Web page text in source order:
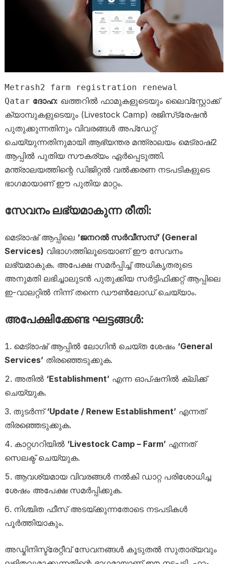
Metrash2 farm registration renewal
Qatar ദോഹ: ഖത്തറിൽ ഫാമുകളുടെയും ലൈവ്‌സ്റ്റോക്ക്
ക്യാമ്പുകളുടെയും (Livestock Camp) രജിസ്‌ട്രേഷൻ
പുതുക്കുന്നതിനും വിവരങ്ങൾ അപ്‌ഡേറ്റ്
ചെയ്യുന്നതിനുമായി ആഭ്യന്തര മന്ത്രാലയം മെട്രാഷ്2
ആപ്പിൽ പുതിയ സൗകര്യം ഏർപ്പെടുത്തി.
മന്ത്രാലയത്തിന്റെ ഡിജിറ്റൽ വൽക്കരണ നടപടികളുടെ
ഭാഗമായാണ് ഈ പുതിയ മാറ്റം.
സേവനം ലഭ്യമാകുന്ന രീതി:
മെട്രാഷ് ആപ്പിലെ ‘ജനറൽ സർവീസസ്’ (General
Services) വിഭാഗത്തിലൂടെയാണ് ഈ സേവനം
ലഭ്യമാകുക. അപേക്ഷ സമർപ്പിച്ച് അധികൃതരുടെ
അനുമതി ലഭിച്ചാലുടൻ പുതുക്കിയ സർട്ടിഫിക്കറ്റ് ആപ്പിലെ
ഇ-വാലറ്റിൽ നിന്ന് തന്നെ ഡൗൺലോഡ് ചെയ്യാം.
അപേക്ഷിക്കേണ്ട ഘട്ടങ്ങൾ:
മെട്രാഷ് ആപ്പിൽ ലോഗിൻ ചെയ്ത ശേഷം ‘General
Services’തിരഞ്ഞെടുക്കുക.
അതിൽ ‘Establishment’എന്ന ഓപ്ഷനിൽ ക്ലിക്ക്
ചെയ്യുക.
തുടർന്ന്‘Update / Renew Establishment’എന്നത്
തിരഞ്ഞെടുക്കുക.
കാറ്റഗറിയിൽ ‘Livestock Camp – Farm’എന്നത്
സെലക്ട് ചെയ്യുക.
ആവശ്യമായ വിവരങ്ങൾ നൽകി ഡാറ്റ പരിശോധിച്ച
ശേഷം അപേക്ഷ സമർപ്പിക്കുക.
നിശ്ചിത ഫീസ് അടയ്ക്കുന്നതോടെ നടപടികൾ
പൂർത്തിയാകും.
അഡ്മിനിസ്ട്രേറ്റീവ് സേവനങ്ങൾ കൂടുതൽ സുതാര്യവും